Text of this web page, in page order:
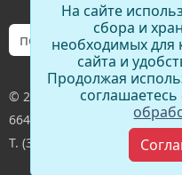
© 2011- 2026,ООО «Сетевые
664081 Иркутск
Т. (3952) 980-020,
На сайте
сбора и
необходимых для
сайта и
Продолжая
соглашаетесь